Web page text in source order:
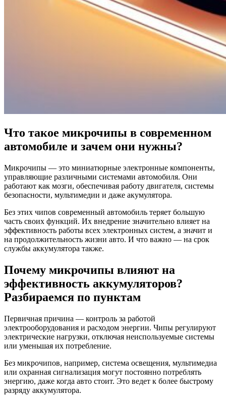
Что такое микрочипы в современном
автомобиле и зачем они нужны?
Микрочипы — это миниатюрные электронные компоненты,
управляющие различными системами автомобиля. Они
работают как мозги, обеспечивая работу двигателя, системы
безопасности, мультимедии и даже акумулятора.
Без этих чипов современный автомобиль теряет большую
часть своих функций. Их внедрение значительно влияет на
эффективность работы всех электронных систем, а значит и
на продолжительность жизни авто. И что важно — на срок
службы аккумулятора также.
Почему микрочипы влияют на
эффективность аккумуляторов?
Разбираемся по пунктам
Первичная причина — контроль за работой
электрооборудования и расходом энергии. Чипы регулируют
электрические нагрузки, отключая неиспользуемые системы
или уменьшая их потребление.
Без микрочипов, например, система освещения, мультимедиа
или охранная сигнализация могут постоянно потреблять
энергию, даже когда авто стоит. Это ведет к более быстрому
разряду аккумулятора.